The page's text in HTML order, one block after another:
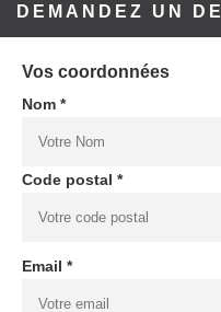
DEMANDEZ UN
Vos coordonnées
Nom *
Code postal *
Email *